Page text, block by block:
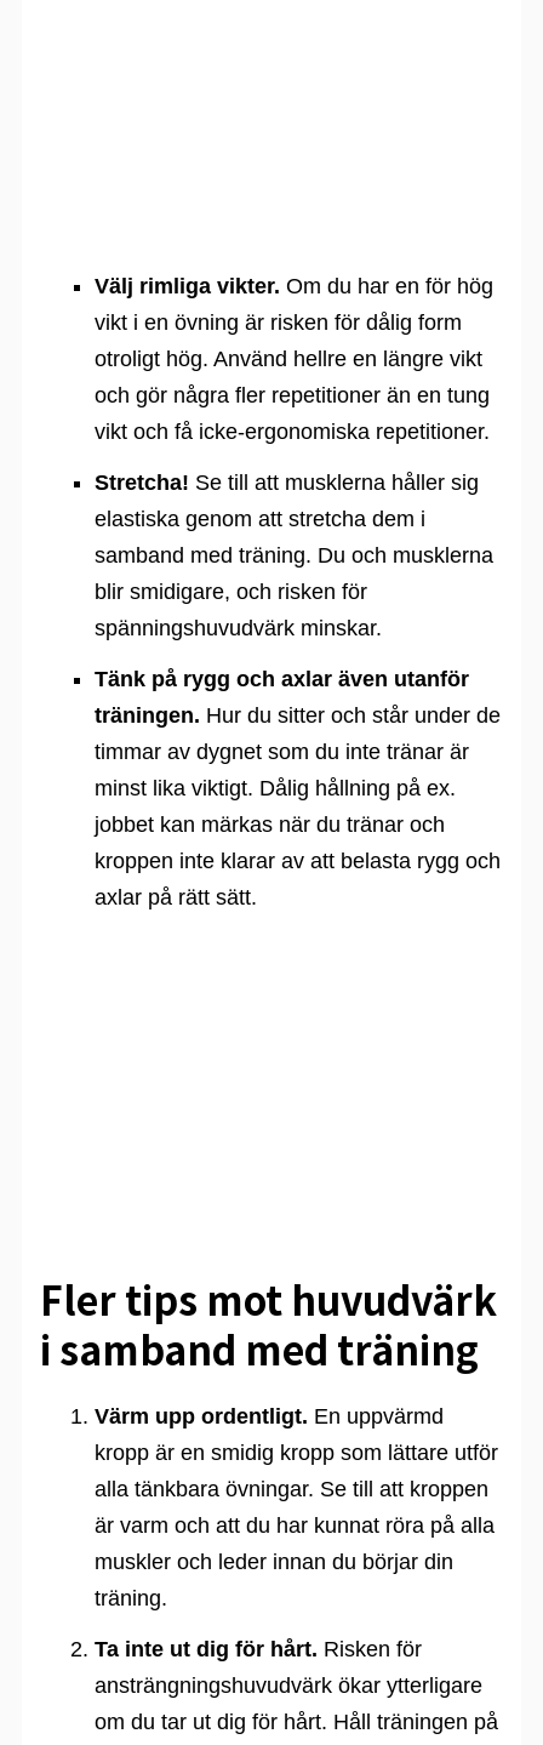
Välj rimliga vikter. Om du har en för hög
vikt i en övning är risken för dålig form
otroligt hög. Använd hellre en längre vikt
och gör några fler repetitioner än en tung
vikt och få icke-ergonomiska repetitioner.
Stretcha! Se till att musklerna håller sig
elastiska genom att stretcha dem i
samband med träning. Du och musklerna
blir smidigare, och risken för
spänningshuvudvärk minskar.
Tänk på rygg och axlar även utanför
träningen. Hur du sitter och står under de
timmar av dygnet som du inte tränar är
minst lika viktigt. Dålig hållning på ex.
jobbet kan märkas när du tränar och
kroppen inte klarar av att belasta rygg och
axlar på rätt sätt.
Fler tips mot huvudvärk
i samband med träning
Värm upp ordentligt. En uppvärmd
kropp är en smidig kropp som lättare utför
alla tänkbara övningar. Se till att kroppen
är varm och att du har kunnat röra på alla
muskler och leder innan du börjar din
träning.
Ta inte ut dig för hårt. Risken för
ansträngningshuvudvärk ökar ytterligare
om du tar ut dig för hårt. Håll träningen på